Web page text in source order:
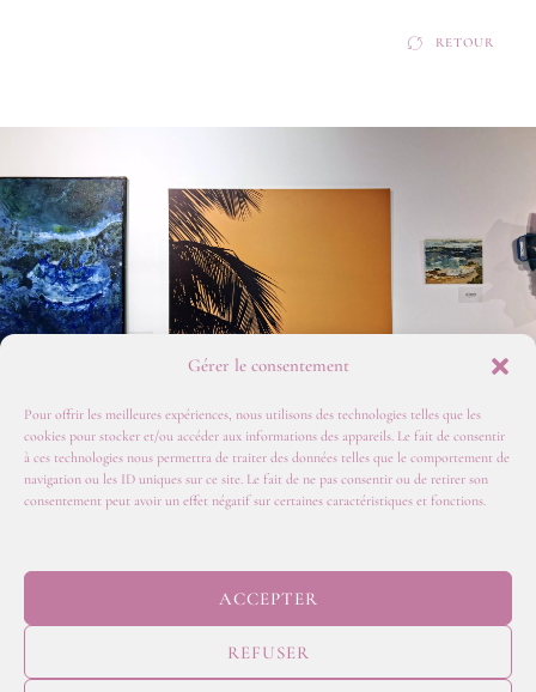
Gérer le consentement
Pour offrir les meilleures expériences, nous utilisons des technologies telles que les
cookies pour stocker et/ou accéder aux informations des appareils. Le fait de consentir
à ces technologies nous permettra de traiter des données telles que le comportement de
navigation ou les ID uniques sur ce site. Le fait de ne pas consentir ou de retirer son
consentement peut avoir un effet négatif sur certaines caractéristiques et fonctions.
ACCEPTER
REFUSER
RETOUR
POLITIQUE DE
LEGALES
CGV
POLITIQUE DE
COOKIES
TARIFS
© 2026JULY ON THE MOON | Web